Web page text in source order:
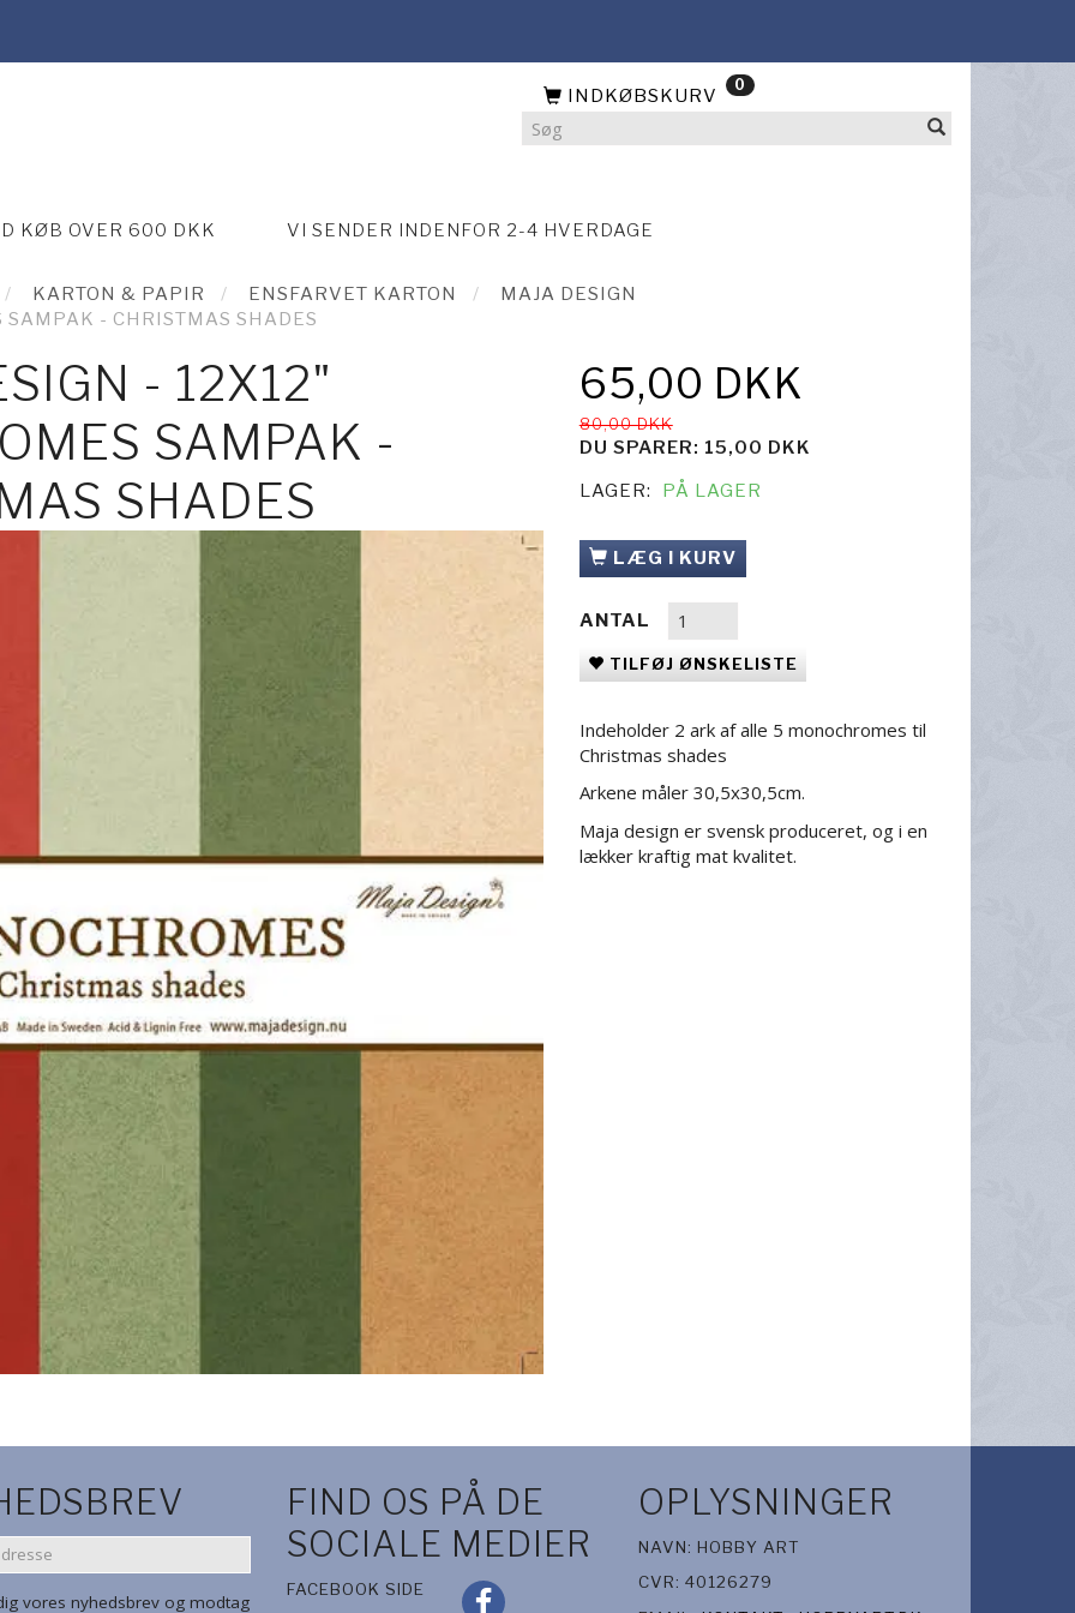
INDKØBSKURV 0
KØB OVER 600 DKK VI SENDER INDENFOR 2-4 HVERDAGE
KARTON & PAPIR ENSFARVET KARTON
MAJA DESIGN
- CHRISTMAS SHADES
- 12X12"
SAMPAK -
SHADES
65,00 DKK
80,00 DKK
DU SPARER: 15,00 DKK
LAGER:
PÅ LAGER
LÆG I KURV
ANTAL
TILFØJ ØNSKELISTE
Indeholder 2 ark af alle 5 monochromes til
Christmas shades
Arkene måler 30,5x30,5cm.
Maja design er svensk produceret, og i en
lækker kraftig mat kvalitet.
vores nyhedsbrev og modtag
FIND OS PÅ DE
SOCIALE MEDIER
FACEBOOK SIDE
OPLYSNINGER
NAVN: HOBBY ART
CVR: 40126279